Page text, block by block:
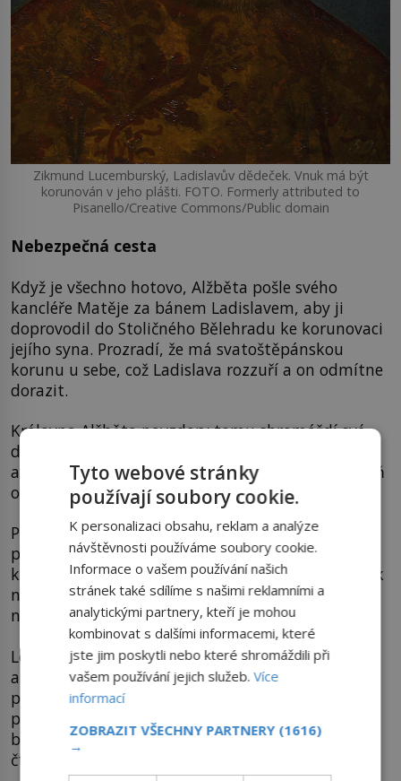
Zikmund Lucemburský, Ladislavův dědeček. Vnuk má být
korunován v jeho plášti. FOTO. Formerly attributed to
Pisanello/Creative Commons/Public domain
Nebezpečná cesta
Když je všechno hotovo, Alžběta pošle svého
kancléře Matěje za bánem Ladislavem, aby ji
doprovodil do Stoličného Bělehradu ke korunovaci
jejího syna. Prozradí, že má svatoštěpánskou
korunu u sebe, což Ladislava rozzuří a on odmítne
dorazit.
Královna Alžběta navzdory tomu shromáždí své
dvořany a pošle žádost ostřihomskému
arcibiskupovi, aby se dostavil ke korunovaci aspoň
on.
Po poledni 12. května 1440 vyráží korunovační
průvod do Stoličného Bělehradu, tradičního
korunovačního města uherských králů. Připojí se k
němu i palatinVavřinec Hédervári. Všichni
nastoupí na velkou pramici.
Loď vyčnívá nad hladinu řeky Dunaj sotva na dlaň
a nebezpečně se pohupuje. Když se k tomu
přidruží i silný vítr, jedná se o nebezpečnou
plavbu. Naštěstí se šťastně dostanou na druhý
břeh. Mladého krále v kolébce nesou po vylodění
čtyři rytíři v brnění.
Tyto webové stránky
používají soubory cookie.
K personalizaci obsahu, reklam a analýze
návštěvnosti používáme soubory cookie.
Informace o vašem používání našich
stránek také sdílíme s našimi reklamními a
analytickými partnery, kteří je mohou
kombinovat s dalšími informacemi, které
jste jim poskytli nebo které shromáždili při
vašem používání jejich služeb.Více
informací
ZOBRAZIT VŠECHNY PARTNERY (1616)
→